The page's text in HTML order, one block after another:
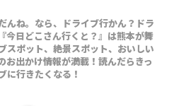
んね。なら、ドライブ行かん？ドラ
今日どこさん行くと？』は熊本が舞
スポット、絶景スポット、おいしい
お出かけ情報が満載！読んだらきっ
に行きたくなる！